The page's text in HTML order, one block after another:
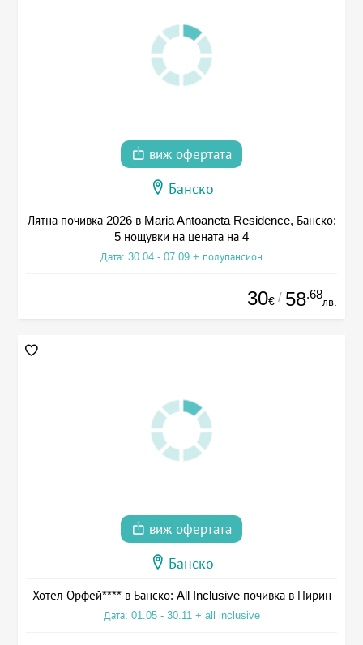
виж офертата
Банско
Лятна почивка 2026 в Maria Antoaneta Residence, Банско:
5 нощувки на цената на 4
Дата: 30.04 - 07.09 + полупансион
30€ / 58.68
лв.
виж офертата
Банско
Хотел Орфей**** в Банско: All Inclusive почивка в Пирин
Дата: 01.05 - 30.11 + all inclusive